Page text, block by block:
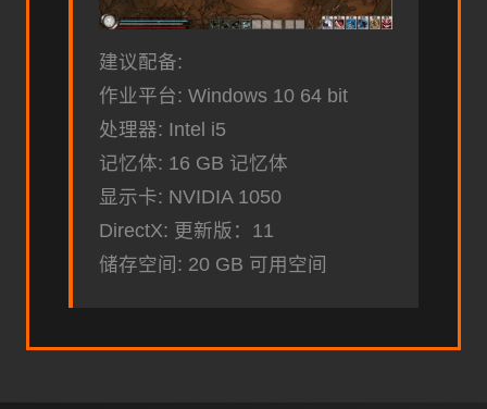
建议配备:
作业平台: Windows 10 64 bit
处理器: Intel i5
记忆体: 16 GB 记忆体
显示卡: NVIDIA 1050
DirectX: 更新版：11
储存空间: 20 GB 可用空间